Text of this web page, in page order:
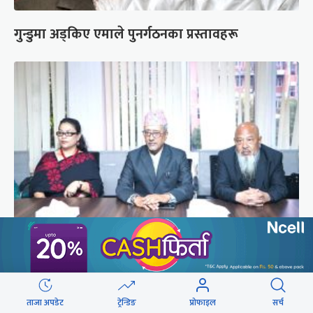
गुन्डुमा अड्किए एमाले पुनर्गठनका प्रस्तावहरू
प्रज्ञाका तीन कुलपतिको शपथ (तस्वीरहरू)
ताजा अपडेट ट्रेन्डिङ प्रोफाइल सर्च